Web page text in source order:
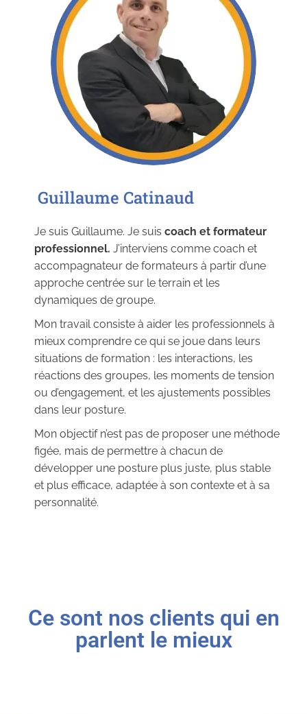
Guillaume Catinaud
Je suis Guillaume. Je suis coach et formateur
professionnel. J’interviens comme coach et
accompagnateur de formateurs à partir d’une
approche centrée sur le terrain et les
dynamiques de groupe.
Mon travail consiste à aider les professionnels à
mieux comprendre ce qui se joue dans leurs
situations de formation : les interactions, les
réactions des groupes, les moments de tension
ou d’engagement, et les ajustements possibles
dans leur posture.
Mon objectif n’est pas de proposer une méthode
figée, mais de permettre à chacun de
développer une posture plus juste, plus stable
et plus efficace, adaptée à son contexte et à sa
personnalité.
Ce sont nos clients qui en
parlent le mieux